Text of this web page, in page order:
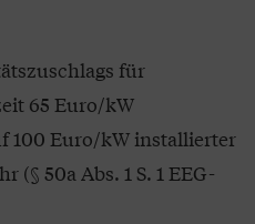
für
65 Euro/kW
100 Euro/kW installierter
(§ 50a Abs. 1 S. 1 EEG-